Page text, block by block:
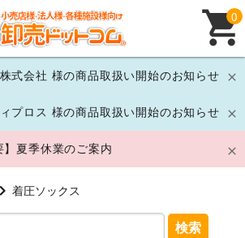
式会社 様の商品取扱い開始のお知らせ
プロス 様の商品取扱い開始のお知らせ
】夏季休業のご案内
0
着圧ソックス
検索